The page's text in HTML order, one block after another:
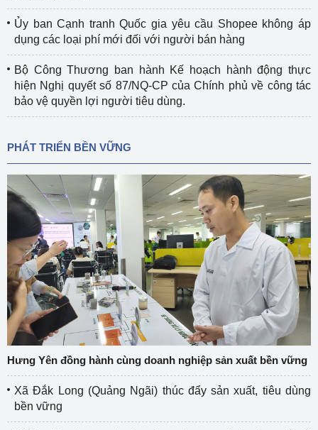
Ủy ban Cạnh tranh Quốc gia yêu cầu Shopee không áp
dụng các loại phí mới đối với người bán hàng
Bộ Công Thương ban hành Kế hoạch hành động thực
hiện Nghị quyết số 87/NQ-CP của Chính phủ về công tác
bảo vệ quyền lợi người tiêu dùng.
PHÁT TRIỂN BỀN VỮNG
Hưng Yên đồng hành cùng doanh nghiệp sản xuất bền vững
Xã Đắk Long (Quảng Ngãi) thúc đẩy sản xuất, tiêu dùng
bền vững